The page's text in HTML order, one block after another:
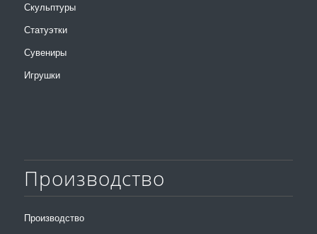
Скульптуры
Статуэтки
Сувениры
Игрушки
Производство
Производство